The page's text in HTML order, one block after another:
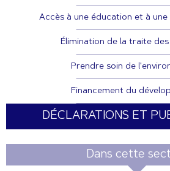
Accès à une éducation et à
Élimination de la traite
Prendre soin de
Financement du
DÉCLARATIONS ET
Dans cette